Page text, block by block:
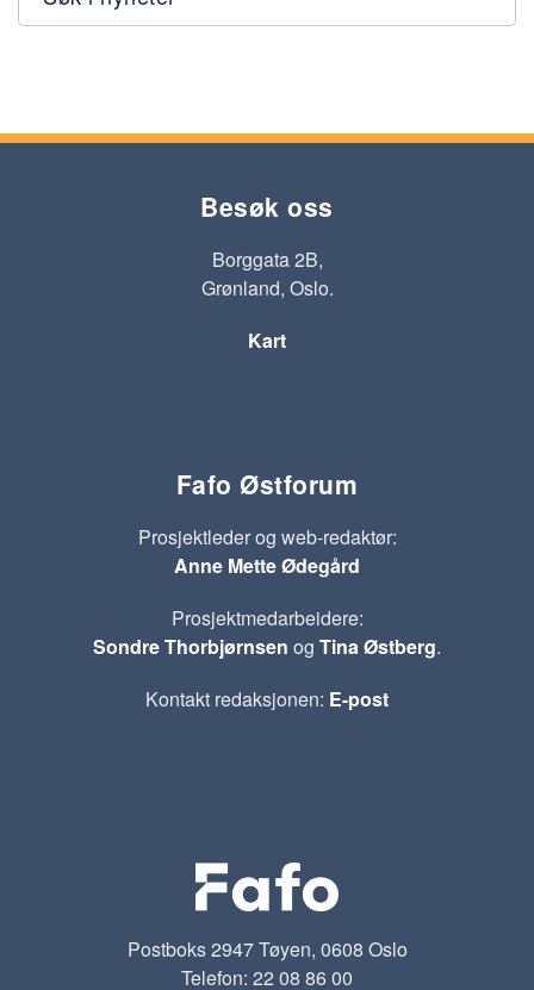
Besøk oss
Borggata 2B,
Grønland, Oslo.
Kart
Fafo Østforum
Prosjektleder og web-redaktør:
Anne Mette Ødegård
Prosjektmedarbeidere:
Sondre Thorbjørnsen og Tina Østberg.
Kontakt redaksjonen: E-post
Postboks 2947 Tøyen, 0608 Oslo
Telefon: 22 08 86 00